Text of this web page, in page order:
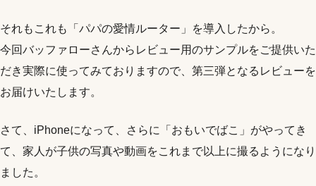
それもこれも「パパの愛情ルーター」を導入したから。
今回バッファローさんからレビュー用のサンプルをご提供いた
だき実際に使ってみておりますので、第三弾となるレビューを
お届けいたします。
さて、iPhoneになって、さらに「おもいでばこ」がやってき
て、家人が子供の写真や動画をこれまで以上に撮るようになり
ました。